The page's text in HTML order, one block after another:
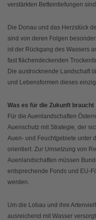
verstärkten Betteintiefungen
Die Donau und das Herzstück
sind von deren Folgen
ist der Rückgang des Wassers
fast flächendeckenden
Die austrocknende Landschaft
und Lebensformen dieses
Was es für die Zukunft braucht
Für die Auenlandschaften
Auenschutz mit Strategie, der
Auen- und Feuchtgebiete unter
orientiert. Zur Umsetzung von
Auenlandschaften müssen
entsprechende Fonds und EU-
werden.
Um die Lobau und ihre
ausreichend mit Wasser